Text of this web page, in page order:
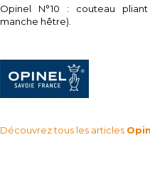
Opinel N°10 : couteau
manche hêtre).
Découvrez tous les articles